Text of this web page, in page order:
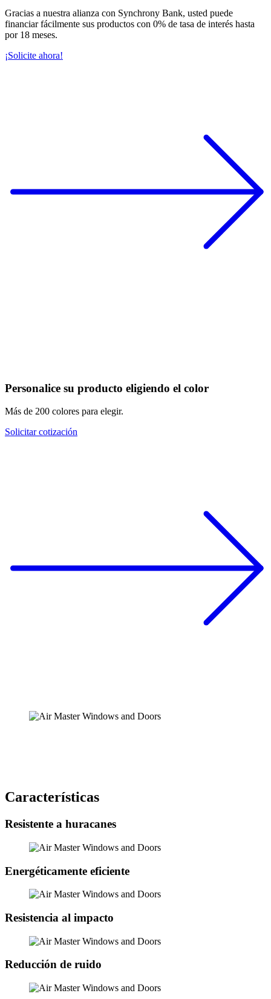
Gracias a nuestra alianza con Synchrony Bank, usted puede
financiar fácilmente sus productos con 0% de tasa de interés hasta
por 18 meses.
¡Solicite ahora!
Personalice su producto eligiendo el color
Más de 200 colores para elegir.
Solicitar cotización
Características
Resistente a huracanes
Energéticamente eficiente
Resistencia al impacto
Reducción de ruido